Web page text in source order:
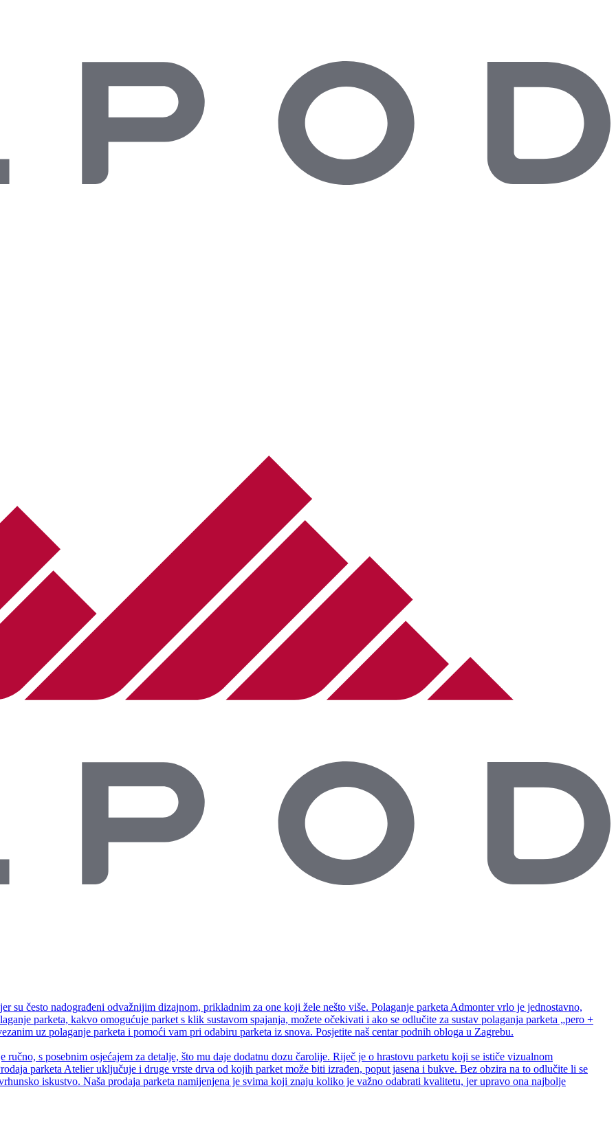
su često nadograđeni odvažnijim dizajnom, prikladnim za one koji žele nešto više. Polaganje parketa Admonter vrlo je jednostavno,
parketa, kakvo omogućuje parket s klik sustavom spajanja, možete očekivati i ako se odlučite za sustav polaganja parketa „pero +
uz polaganje parketa i pomoći vam pri odabiru parketa iz snova. Posjetite naš centar podnih obloga u Zagrebu.
s posebnim osjećajem za detalje, što mu daje dodatnu dozu čarolije. Riječ je o hrastovu parketu koji se ističe vizualnom
parketa Atelier uključuje i druge vrste drva od kojih parket može biti izrađen, poput jasena i bukve. Bez obzira na to odlučite li se
iskustvo. Naša prodaja parketa namijenjena je svima koji znaju koliko je važno odabrati kvalitetu, jer upravo ona najbolje